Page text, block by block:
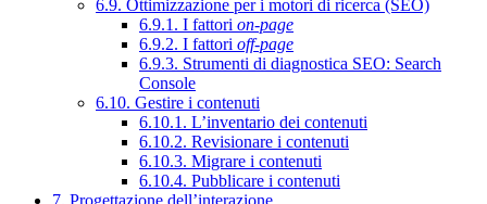
6.9. Ottimizzazione per i motori di ricerca (SEO)
6.9.1. I fattori on-page
6.9.2. I fattori off-page
6.9.3. Strumenti di diagnostica SEO: Search
Console
6.10. Gestire i contenuti
6.10.1. L’inventario dei contenuti
6.10.2. Revisionare i contenuti
6.10.3. Migrare i contenuti
6.10.4. Pubblicare i contenuti
7. Progettazione dell’interazione